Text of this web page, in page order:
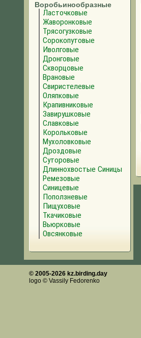
Воробьинообразные
Ласточковые
Жаворонковые
Трясогузковые
Сорокопутовые
Иволговые
Дронговые
Скворцовые
Врановые
Свиристелевые
Оляпковые
Крапивниковые
Завирушковые
Славковые
Корольковые
Мухоловковые
Дроздовые
Суторовые
Длиннохвостые Синицы
Ремезовые
Синицевые
Поползневые
Пищуховые
Ткачиковые
Вьюрковые
Овсянковые
© 2005-2026 kz.birding.day
logo © Vassily Fedorenko